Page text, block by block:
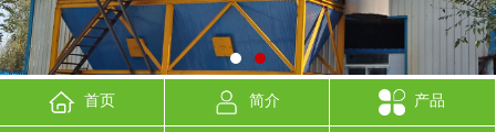
首页 简介 产品